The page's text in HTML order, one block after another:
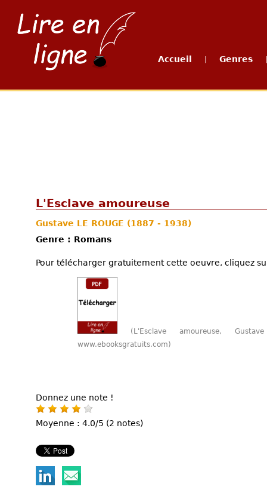
Accueil Genres
L'Esclave amoureuse
Gustave LE ROUGE (1887 - 1938)
Genre : Romans
Pour télécharger gratuitement cette oeuvre, cliquez
(L'Esclave amoureuse,
www.ebooksgratuits.com)
Donnez une note !
Moyenne : 4.0/5 (2 notes)